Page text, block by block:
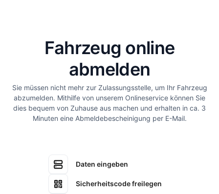
Fahrzeug online
abmelden
Sie müssen nicht mehr zur Zulassungsstelle, um Ihr Fahrzeug
abzumelden. Mithilfe von unserem Onlineservice können Sie
dies bequem von Zuhause aus machen und erhalten in ca. 3
Minuten eine Abmeldebescheinigung per E-Mail.
Daten eingeben
Sicherheitscode freilegen